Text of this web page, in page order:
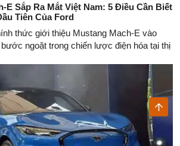
E Sắp Ra Mắt Việt Nam: 5 Điều Cần Biết
Tiên Của Ford
thức giới thiệu Mustang Mach-E vào
ngoặt trong chiến lược điện hóa tại thị